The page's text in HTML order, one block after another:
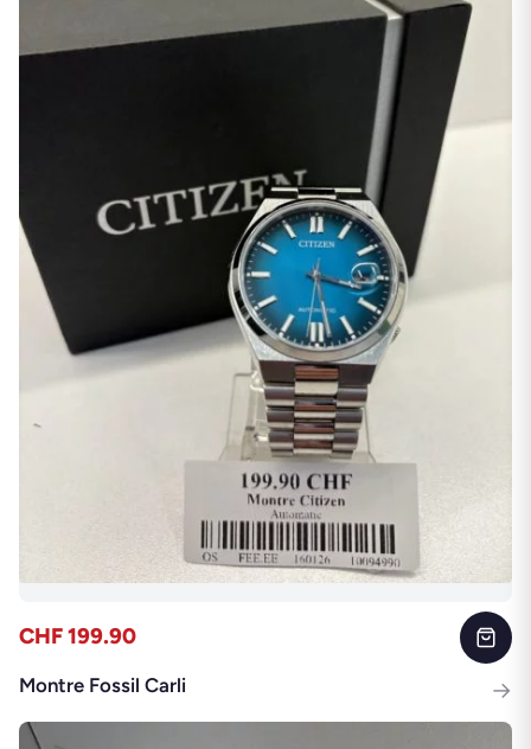
CHF 199.90
Montre Fossil Carli →